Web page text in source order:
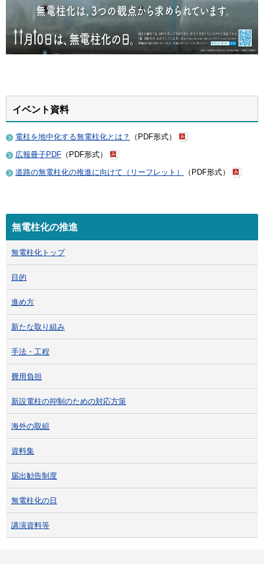
イベント資料
電柱を地中化する無電柱化とは？
（PDF形式）
広報冊子PDF （PDF形式）
道路の無電柱化の推進に向けて（リーフレット）
（PDF形式）
無電柱化の推進
無電柱化トップ
目的
進め方
新たな取り組み
手法・工程
費用負担
新設電柱の抑制のための対応方策
海外の取組
資料集
届出勧告制度
無電柱化の日
講演資料等